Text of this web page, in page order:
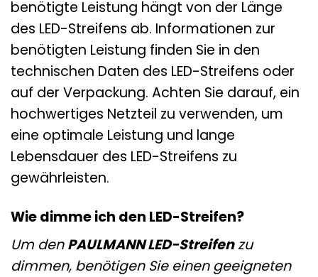
benötigte Leistung hängt von der Länge
des LED-Streifens ab. Informationen zur
benötigten Leistung finden Sie in den
technischen Daten des LED-Streifens oder
auf der Verpackung. Achten Sie darauf, ein
hochwertiges Netzteil zu verwenden, um
eine optimale Leistung und lange
Lebensdauer des LED-Streifens zu
gewährleisten.
Wie dimme ich den LED-Streifen?
Um denPAULMANN LED-Streifenzu
dimmen, benötigen Sie einen geeigneten